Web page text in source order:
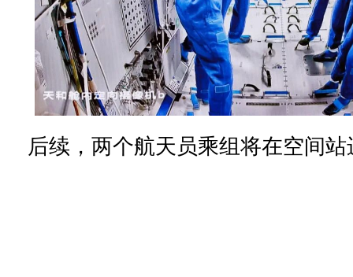
后续，两个航天员乘组将在空间